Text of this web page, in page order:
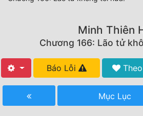
Tất Cả
Hoàn Thành
Minh Thiên
Chương 166: Lão tử
Báo Lỗi
Mục Lục